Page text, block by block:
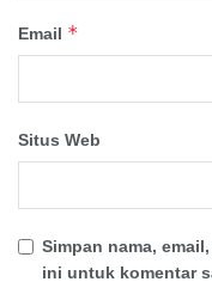
Email *
Situs Web
Simpan nama,
ini untuk komentar